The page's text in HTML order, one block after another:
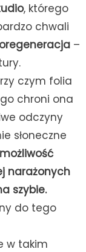
, którego
chwali
–
czym folia
chroni ona
odczyny
słoneczne
narażonych
szybie.
do tego
w takim